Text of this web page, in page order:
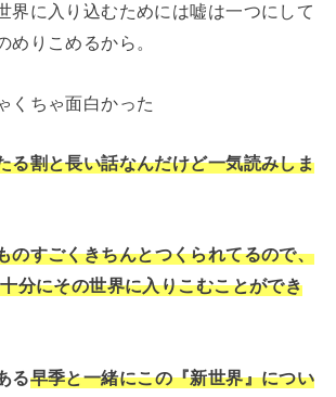
界に入り込むためには嘘は一つにして
めりこめるから。
くちゃ面白かった
る割と長い話なんだけど一気読みしま
のすごくきちんとつくられてるので、
分にその世界に入りこむことができ
る早季と一緒にこの『新世界』につい